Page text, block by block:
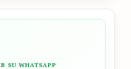
SU WHATSAPP